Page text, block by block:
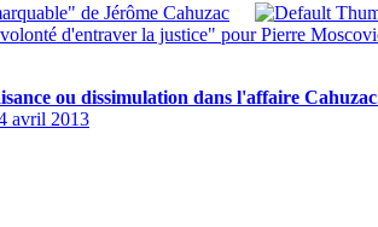
de Jérôme Cahuzac
d'entraver la justice" pour Pierre
ou dissimulation dans l'affaire Cahuzac
avril 2013